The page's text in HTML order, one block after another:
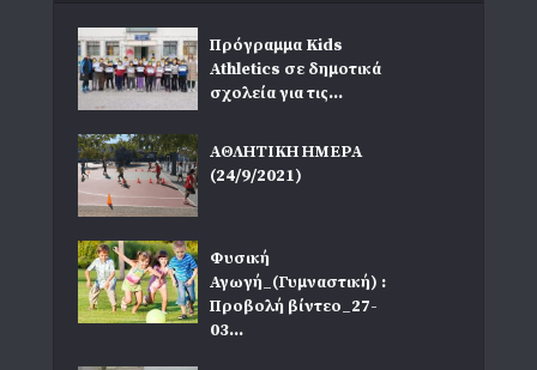
Πρόγραμμα Kids
Athletics σε δημοτικά
σχολεία για τις...
ΑΘΛΗΤΙΚΗ ΗΜΕΡΑ
(24/9/2021)
Φυσική
Αγωγή_(Γυμναστική) :
Προβολή βίντεο_27-
03...